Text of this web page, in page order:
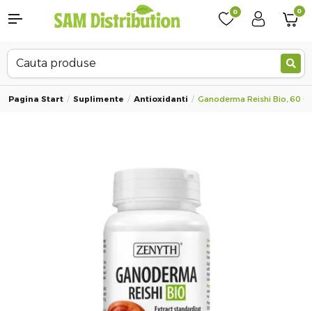
0 0
Pagina Start Suplimente Antioxidanti Ganoderma Reishi Bio, 60